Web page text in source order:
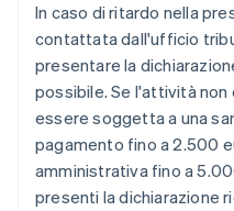
In caso di ritardo nella
contattata dall'ufficio
presentare la
possibile. Se l'attività
essere soggetta a una
pagamento fino a 2.500
amministrativa fino a
presenti la dichiarazione